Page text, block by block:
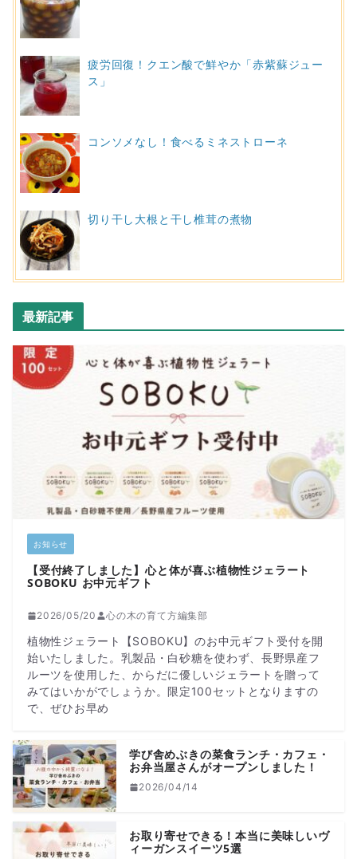
疲労回復！クエン酸で鮮やか「赤紫蘇ジュー
ス」
コンソメなし！食べるミネストローネ
切り干し大根と干し椎茸の煮物
最新記事
お知らせ
【受付終了しました】心と体が喜ぶ植物性ジェラート
SOBOKU お中元ギフト
2026/05/20 心の木の育て方編集部
植物性ジェラート【SOBOKU】のお中元ギフト受付を開
始いたしました。乳製品・白砂糖を使わず、長野県産フ
ルーツを使用した、からだに優しいジェラートを贈って
みてはいかがでしょうか。限定100セットとなりますの
で、ぜひお早め
学び舎めぶきの菜食ランチ・カフェ・
お弁当屋さんがオープンしました！
2026/04/14
お取り寄せできる！本当に美味しいヴ
ィーガンスイーツ5選